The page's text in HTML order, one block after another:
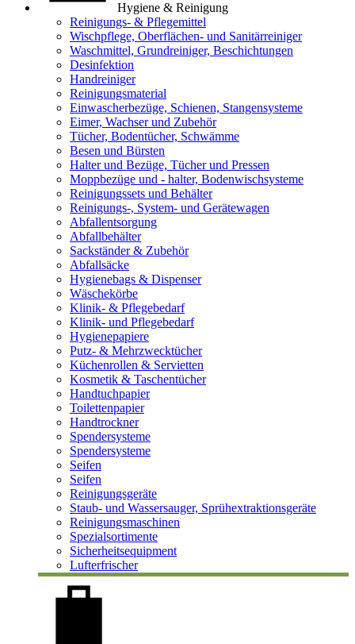
Hygiene & Reinigung
Reinigungs- & Pflegemittel
Wischpflege, Oberflächen- und Sanitärreiniger
Waschmittel, Grundreiniger, Beschichtungen
Desinfektion
Handreiniger
Reinigungsmaterial
Einwascherbezüge, Schienen, Stangensysteme
Eimer, Wachser und Zubehör
Tücher, Bodentücher, Schwämme
Besen und Bürsten
Halter und Bezüge, Tücher und Pressen
Moppbezüge und - halter, Bodenwischsysteme
Reinigungssets und Behälter
Reinigungs-, System- und Gerätewagen
Abfallentsorgung
Abfallbehälter
Sackständer & Zubehör
Abfallsäcke
Hygienebags & Dispenser
Wäschekörbe
Klinik- & Pflegebedarf
Klinik- und Pflegebedarf
Hygienepapiere
Putz- & Mehrzwecktücher
Küchenrollen & Servietten
Kosmetik & Taschentücher
Handtuchpapier
Toilettenpapier
Handtrockner
Spendersysteme
Spendersysteme
Seifen
Seifen
Reinigungsgeräte
Staub- und Wassersauger, Sprühextraktionsgeräte
Reinigungsmaschinen
Spezialsortimente
Sicherheitsequipment
Lufterfrischer